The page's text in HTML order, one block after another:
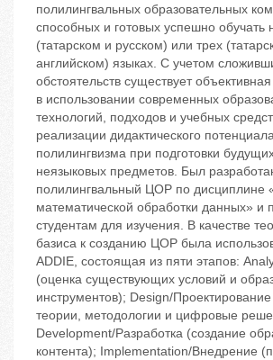
полилингвальных образовательных
способных и готовых успешно обучать
(татарском и русском) или трех
английском) языках. С учетом
обстоятельств существует
в использовании современных
технологий, подходов и учебных
реализации дидактического
полилингвизма при подготовки
неязыковых предметов. Был
полилингвальный ЦОР по дисциплине
математической обработки данных» и
студентам для изучения. В качестве
базиса к созданию ЦОР была
ADDIE, состоящая из пяти этапов:
(оценка существующих условий и
инструментов); Design/
теории, методологии и цифровые
Development/Разработка (создание
контента); Implementation/Внедрение